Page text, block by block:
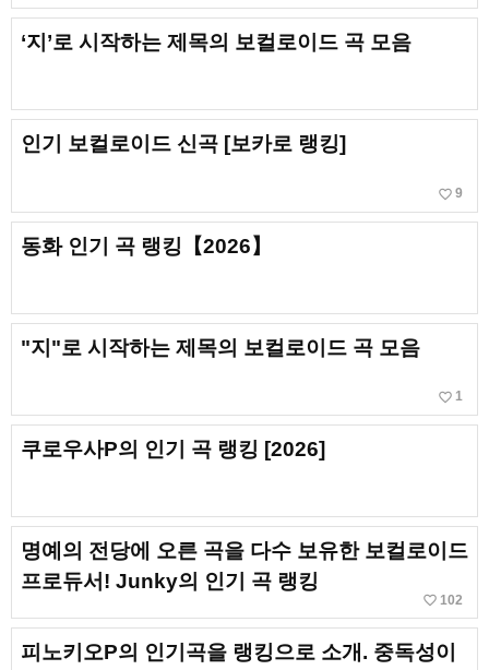
‘지’로 시작하는 제목의 보컬로이드 곡 모음
인기 보컬로이드 신곡 [보카로 랭킹]
favorite_border 9
동화 인기 곡 랭킹【2026】
"지"로 시작하는 제목의 보컬로이드 곡 모음
favorite_border 1
쿠로우사P의 인기 곡 랭킹 [2026]
명예의 전당에 오른 곡을 다수 보유한 보컬로이드
프로듀서! Junky의 인기 곡 랭킹
favorite_border 102
피노키오P의 인기곡을 랭킹으로 소개. 중독성이